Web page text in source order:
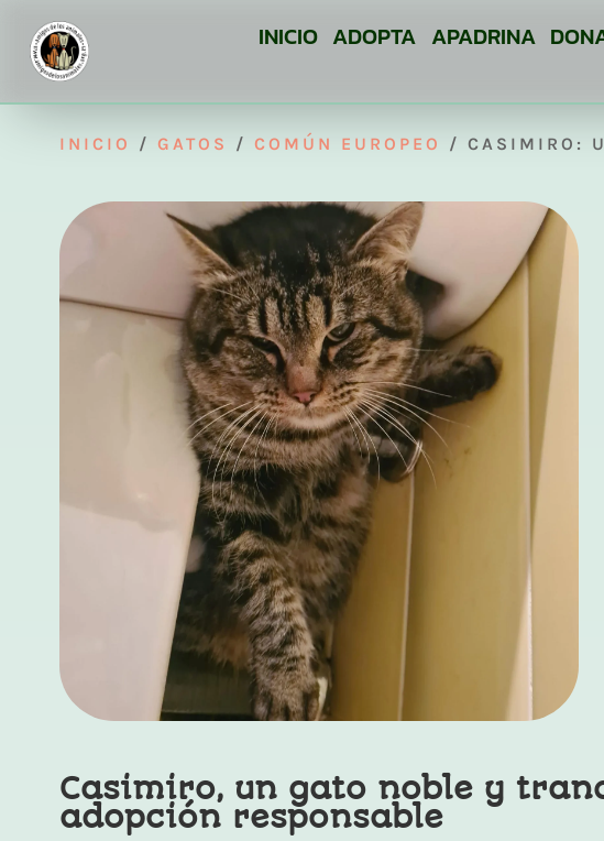
INICIO ADOPTA APADRINA
INICIO / GATOS / COMÚN EUROPEO / CASIMIRO:
Casimiro, un gato noble y
adopción responsable